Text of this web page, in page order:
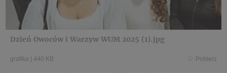
Dzień Owoców i Warzyw WUM 2025 (1).jpg
grafika | 440 KB Pobierz